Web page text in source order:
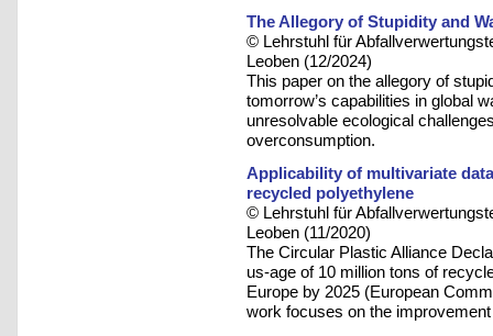
The Allegory of Stupidity and
© Lehrstuhl für
Leoben (12/2024)
This paper on the allegory of
tomorrow’s capabilities in global
unresolvable ecological
overconsumption.
Applicability of multivariate
recycled polyethylene
© Lehrstuhl für
Leoben (11/2020)
The Circular Plastic Alliance
us-age of 10 million tons of
Europe by 2025 (European
work focuses on the